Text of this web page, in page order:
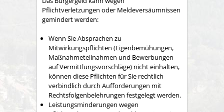
Pflichtverletzungen oder Meldeversäumnissen
gemindert werden:
Wenn Sie Absprachen zu
Mitwirkungspflichten (Eigenbemühungen,
Maßnahmeteilnahmen und Bewerbungen
auf Vermittlungsvorschläge) nicht einhalten,
können diese Pflichten für Sie rechtlich
verbindlich durch Aufforderungen mit
Rechtsfolgenbelehrungen festgelegt werden.
Leistungsminderungen wegen